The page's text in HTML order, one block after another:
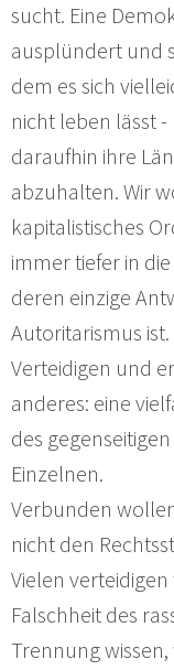
sucht. Eine
ausplündert und
dem es sich
nicht leben lässt
daraufhin ihre
abzuhalten. Wir
kapitalistisches
immer tiefer in
deren einzige
Autoritarismus ist.
Verteidigen und
anderes: eine
des
Einzelnen.
Verbunden
nicht den
Vielen
Falschheit des
Trennung